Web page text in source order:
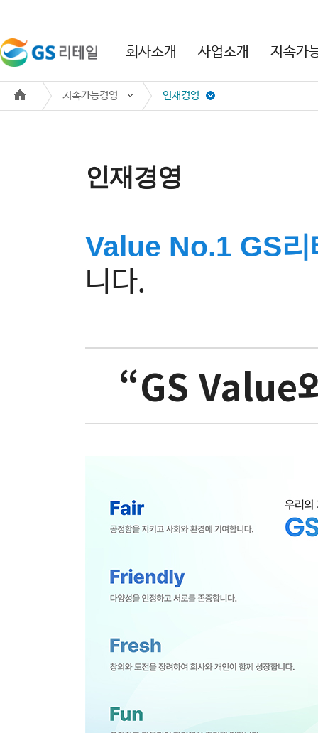
회사소개 사업소개 지속가
지속가능경영 인재경영
인재경영
Value No.1 GS리
니다.
“GS Value